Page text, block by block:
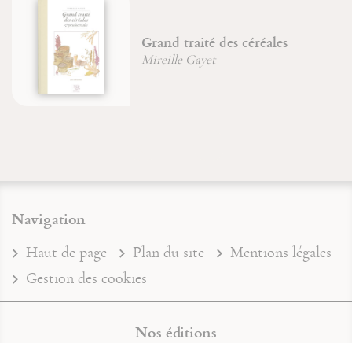
Grand traité des céréales
Mireille Gayet
Navigation
Haut de page Plan du site
Mentions légales
Gestion des cookies
Nos éditions